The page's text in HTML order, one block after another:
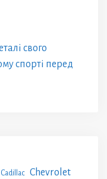
свого
спорті перед
Cadillac Chevrolet